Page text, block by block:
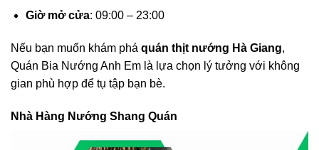
Giờ mở cửa: 09:00 – 23:00
Nếu bạn muốn khám phá quán thịt nướng Hà Giang,
Quán Bia Nướng Anh Em là lựa chọn lý tưởng với không
gian phù hợp để tụ tập bạn bè.
Nhà Hàng Nướng Shang Quán